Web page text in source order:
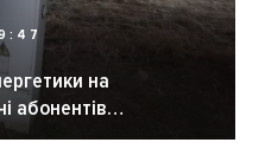
на
абонентів